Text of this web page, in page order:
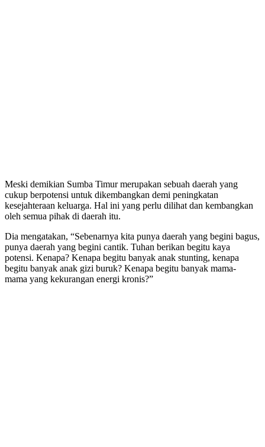
Meski demikian Sumba Timur merupakan sebuah daerah yang
cukup berpotensi untuk dikembangkan demi peningkatan
kesejahteraan keluarga. Hal ini yang perlu dilihat dan kembangkan
oleh semua pihak di daerah itu.
Dia mengatakan, “Sebenarnya kita punya daerah yang begini bagus,
punya daerah yang begini cantik. Tuhan berikan begitu kaya
potensi. Kenapa? Kenapa begitu banyak anak stunting, kenapa
begitu banyak anak gizi buruk? Kenapa begitu banyak mama-
mama yang kekurangan energi kronis?”